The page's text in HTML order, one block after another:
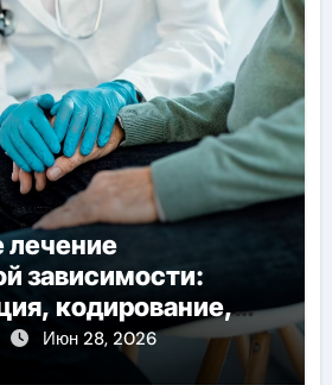
зависимости:
кодирование,
полный курс и
Июн 28, 2026